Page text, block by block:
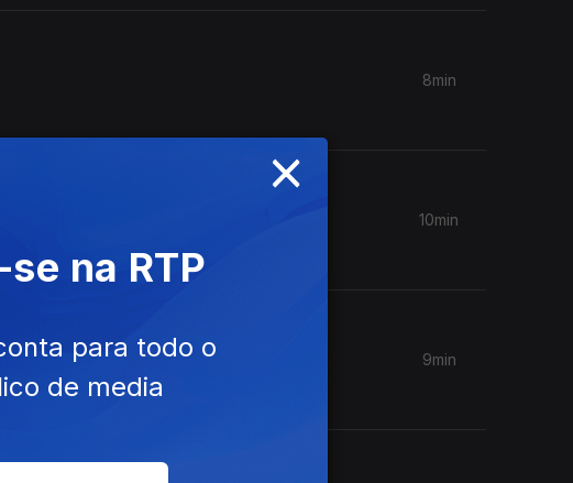
8min
10min
9min
×
na RTP
para todo o
de media